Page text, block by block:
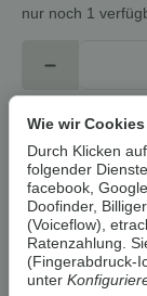
nur noch 1
Artikelnummer:
HAN:RA-
Kategorie:
Wie wir
Durch Klicken
folgender
facebook,
Doofinder,
(Voiceflow),
Ratenzahlung.
(Fingerabdruck-
unter